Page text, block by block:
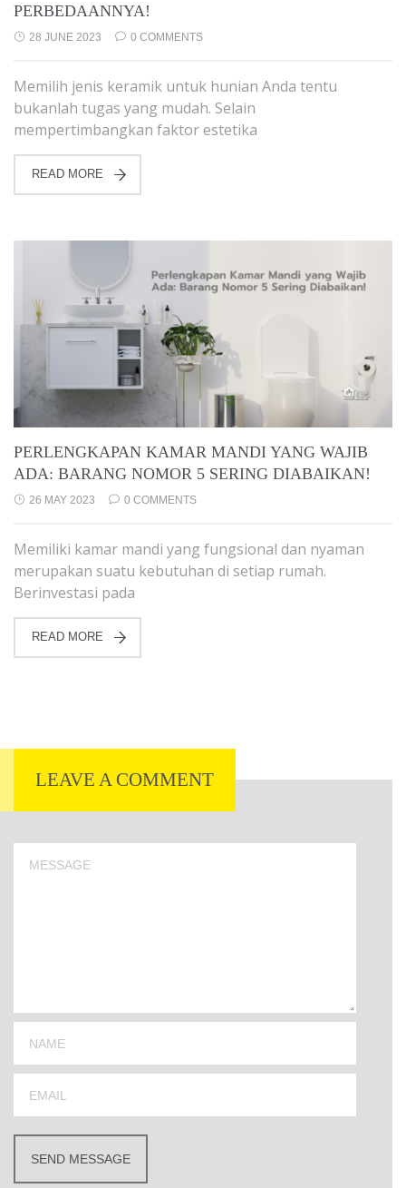
PERBEDAANNYA!
28 JUNE 2023 0 COMMENTS
Memilih jenis keramik untuk hunian Anda tentu
bukanlah tugas yang mudah. Selain
mempertimbangkan faktor estetika
READ MORE
PERLENGKAPAN KAMAR MANDI YANG WAJIB
ADA: BARANG NOMOR 5 SERING DIABAIKAN!
26 MAY 2023 0 COMMENTS
Memiliki kamar mandi yang fungsional dan nyaman
merupakan suatu kebutuhan di setiap rumah.
Berinvestasi pada
READ MORE
LEAVE A COMMENT